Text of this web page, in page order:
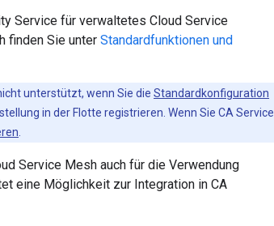
Service für verwaltetes Cloud Service
finden Sie unter Standardfunktionen und
unterstützt, wenn Sie die Standardkonfiguration
in der Flotte registrieren. Wenn Sie CA Service
Service Mesh auch für die Verwendung
eine Möglichkeit zur Integration in CA